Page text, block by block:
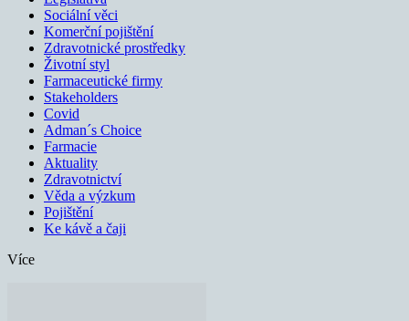
Sociální věci
Komerční pojištění
Zdravotnické prostředky
Životní styl
Farmaceutické firmy
Stakeholders
Covid
Adman´s Choice
Farmacie
Aktuality
Zdravotnictví
Věda a výzkum
Pojištění
Ke kávě a čaji
Více